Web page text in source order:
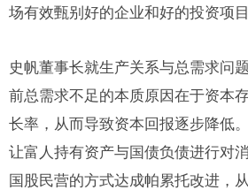
场有效甄别好的企业和好的投资项目
史帆董事长就生产关系与总需求问
前总需求不足的本质原因在于资本
长率，从而导致资本回报逐步降低
让富人持有资产与国债负债进行对
国股民营的方式达成帕累托改进，